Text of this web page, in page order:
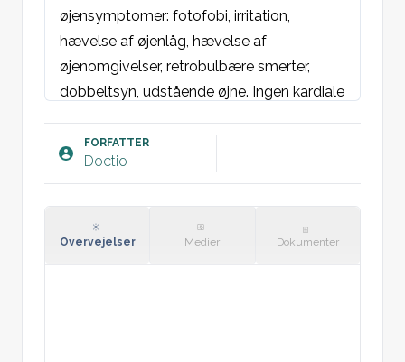
øjensymptomer: fotofobi, irritation,
hævelse af øjenlåg, hævelse af
øjenomgivelser, retrobulbære smerter,
dobbeltsyn, udstående øjne. Ingen kardiale
Objektivt:
AT: Hverken akut/kronisk medtaget.
reaktion for lys. Stilling og lejring normal.
FORFATTER
Doctio
Overvejelser Medier Dokumenter